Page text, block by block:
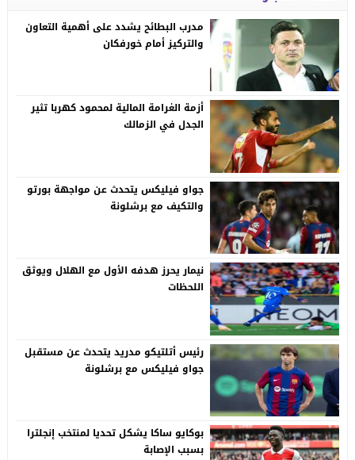
مدرب البطائح يشدد على أهمية التعاون
والتركيز أمام خورفكان
أزمة الغرامة المالية لمحمود كهربا تثير
الجدل في الزمالك
جواو فيليكس يتحدث عن مواجهة بورتو
والتكيف مع برشلونة
نيمار يحرز هدفه الأول مع الهلال ويوثق
اللحظات
رئيس أتلتيكو مدريد يتحدث عن مستقبل
جواو فيليكس مع برشلونة
بوكايو ساكا يشكل تحديا لمنتخب إنجلترا
بسبب الإصابة